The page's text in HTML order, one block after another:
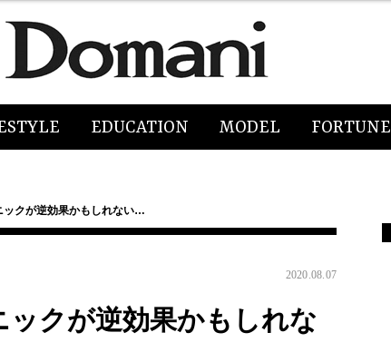
EDUCATION MODEL FORTUNE
ックが逆効果かもしれない…
2020.08.07
クが逆効果かもしれな